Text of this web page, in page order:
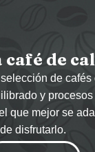
café de
de cafés
y
que mejor se
de disfrutarlo.